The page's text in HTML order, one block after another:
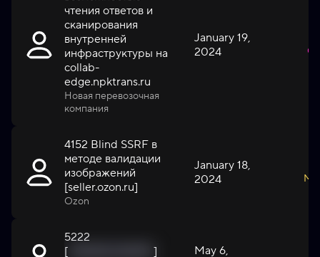
чтения ответов и
сканирования
внутренней
инфраструктуры на
collab-
edge.npktrans.ru
Новая перевозочная
компания
January 19,
2024
4152 Blind SSRF в
методе валидации
изображений
[seller.ozon.ru]
Ozon
January 18,
2024
5222
[
] May 6,